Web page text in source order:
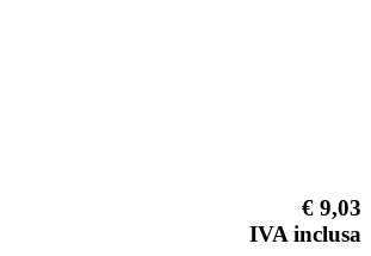
€ 9,03
IVA inclusa